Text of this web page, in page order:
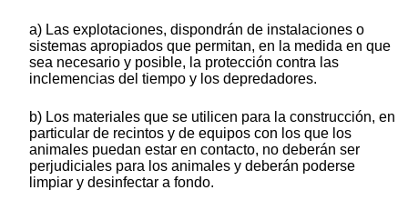
a) Las explotaciones, dispondrán de instalaciones o
sistemas apropiados que permitan, en la medida en que
sea necesario y posible, la protección contra las
inclemencias del tiempo y los depredadores.
b) Los materiales que se utilicen para la construcción, en
particular de recintos y de equipos con los que los
animales puedan estar en contacto, no deberán ser
perjudiciales para los animales y deberán poderse
limpiar y desinfectar a fondo.